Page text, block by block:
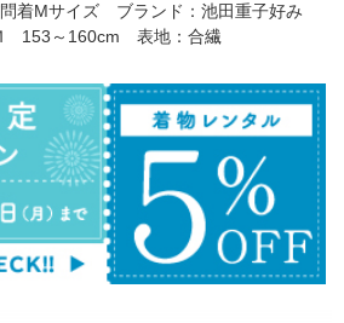
着Mサイズ ブランド：池田重子好み
153～160cm 表地：合繊